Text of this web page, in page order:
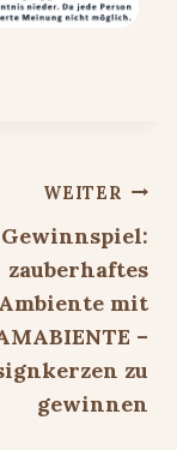
WEITER
Gewinnspiel:
zauberhaftes
Ambiente mit
–
zu
gewinnen